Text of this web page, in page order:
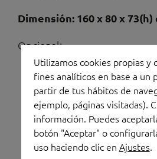
Dimensión: 160 x 80 x 73(h)
Opcional:
Plafones separadores
niveles; tapizados,
Bandeja
Pasacables imantado
Tótem
Utilizamos cookies propias y
fines analíticos en base a un
partir de tus hábitos de
ejemplo, páginas visitadas).
información. Puedes
botón "Aceptar" o
uso haciendo clic en Ajustes.